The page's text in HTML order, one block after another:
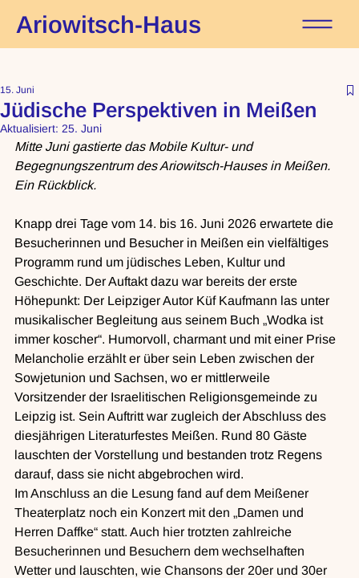
Ariowitsch-Haus
Jüdische Perspektiven in Meißen
15. Juni
Aktualisiert: 25. Juni
Mitte Juni gastierte das Mobile Kultur- und
Begegnungszentrum des Ariowitsch-Hauses in Meißen.
Ein Rückblick.
Knapp drei Tage vom 14. bis 16. Juni 2026 erwartete die
Besucherinnen und Besucher in Meißen ein vielfältiges
Programm rund um jüdisches Leben, Kultur und
Geschichte. Der Auftakt dazu war bereits der erste
Höhepunkt: Der Leipziger Autor Küf Kaufmann las unter
musikalischer Begleitung aus seinem Buch „Wodka ist
immer koscher“. Humorvoll, charmant und mit einer Prise
Melancholie erzählt er über sein Leben zwischen der
Sowjetunion und Sachsen, wo er mittlerweile
Vorsitzender der Israelitischen Religionsgemeinde zu
Leipzig ist. Sein Auftritt war zugleich der Abschluss des
diesjährigen Literaturfestes Meißen. Rund 80 Gäste
lauschten der Vorstellung und bestanden trotz Regens
darauf, dass sie nicht abgebrochen wird.
Im Anschluss an die Lesung fand auf dem Meißener
Theaterplatz noch ein Konzert mit den „Damen und
Herren Daffke“ statt. Auch hier trotzten zahlreiche
Besucherinnen und Besuchern dem wechselhaften
Wetter und lauschten, wie Chansons der 20er und 30er